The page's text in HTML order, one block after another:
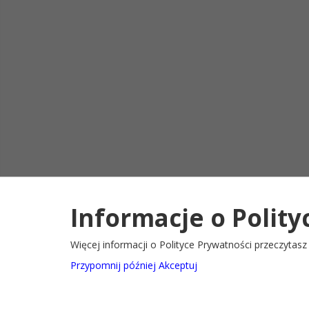
2022@ Oficjalny serwis internetowy Gminy Ryglice Deklaracja
Informacje o
Więcej informacji o Polityce Prywatności przeczytasz
Przypomnij później Akceptuj